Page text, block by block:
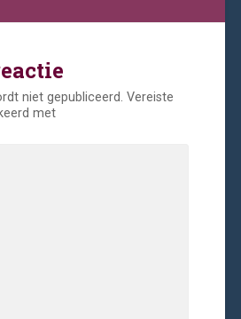
niet gepubliceerd. Vereiste
met